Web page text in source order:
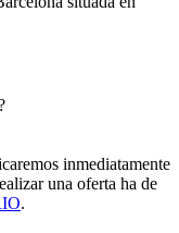
inmediatamente
una oferta ha de
.